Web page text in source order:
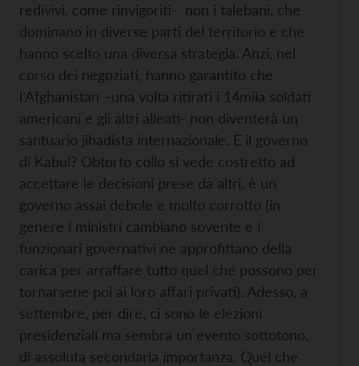
redivivi, come rinvigoriti- non i talebani, che
dominano in diverse parti del territorio e che
hanno scelto una diversa strategia. Anzi, nel
corso dei negoziati, hanno garantito che
l’Afghanistan –una volta ritirati i 14mila soldati
americani e gli altri alleati- non diventerà un
santuario jihadista internazionale. E il governo
di Kabul? Obtorto collo si vede costretto ad
accettare le decisioni prese da altri, è un
governo assai debole e molto corrotto (in
genere i ministri cambiano sovente e i
funzionari governativi ne approfittano della
carica per arraffare tutto quel che possono per
tornarsene poi ai loro affari privati). Adesso, a
settembre, per dire, ci sono le elezioni
presidenziali ma sembra un evento sottotono,
di assoluta secondaria importanza. Quel che